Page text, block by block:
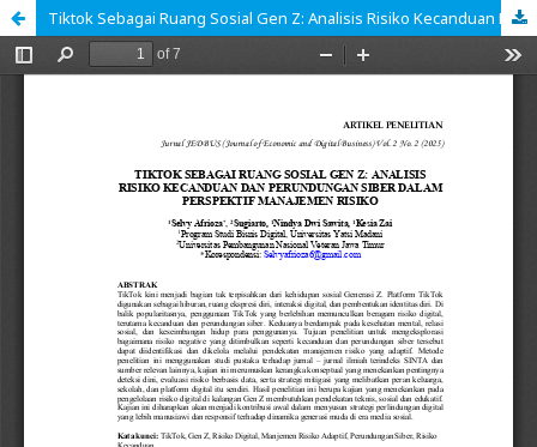
Tiktok Sebagai Ruang Sosial Gen Z: Analisis Risiko Kecanduan Dan Perundungan Siber Dalam Perspektif Manajemen Risiko